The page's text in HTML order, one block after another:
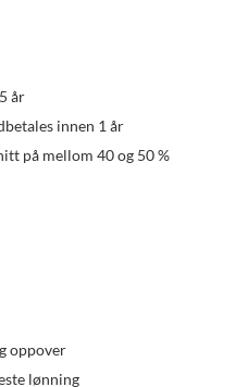
år
innen 1 år
på mellom 40 og 50 %
oppover
lønning